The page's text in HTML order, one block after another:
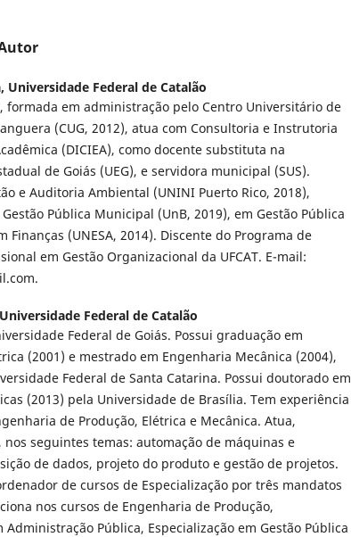
Universidade Federal de Catalão
formada em administração pelo Centro Universitário de
(CUG, 2012), atua com Consultoria e Instrutoria
(DICIEA), como docente substituta na
de Goiás (UEG), e servidora municipal (SUS).
e Auditoria Ambiental (UNINI Puerto Rico, 2018),
Pública Municipal (UnB, 2019), em Gestão Pública
Finanças (UNESA, 2014). Discente do Programa de
em Gestão Organizacional da UFCAT. E-mail:
Universidade Federal de Catalão
Federal de Goiás. Possui graduação em
(2001) e mestrado em Engenharia Mecânica (2004),
Federal de Santa Catarina. Possui doutorado em
(2013) pela Universidade de Brasília. Tem experiência
de Produção, Elétrica e Mecânica. Atua,
seguintes temas: automação de máquinas e
de dados, projeto do produto e gestão de projetos.
de cursos de Especialização por três mandatos
nos cursos de Engenharia de Produção,
Administração Pública, Especialização em Gestão Pública